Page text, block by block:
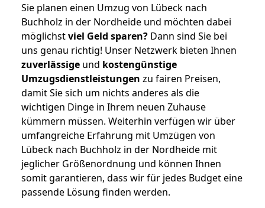
Sie planen einen Umzug von Lübeck nach
Buchholz in der Nordheide und möchten dabei
möglichstviel Geld sparen? Dann sind Sie bei
uns genau richtig! Unser Netzwerk bieten Ihnen
zuverlässige und kostengünstige
Umzugsdienstleistungen zu fairen Preisen,
damit Sie sich um nichts anderes als die
wichtigen Dinge in Ihrem neuen Zuhause
kümmern müssen. Weiterhin verfügen wir über
umfangreiche Erfahrung mit Umzügen von
Lübeck nach Buchholz in der Nordheide mit
jeglicher Größenordnung und können Ihnen
somit garantieren, dass wir für jedes Budget eine
passende Lösung finden werden.